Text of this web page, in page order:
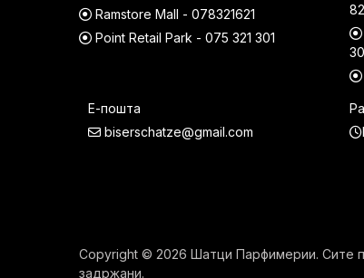
Ramstore Mall - 078321621
Point Retail Park - 075 321 301
Е-пошта
biserschatze@gmail.com
Copyright © 2026 Шатци Парфимерии. Сите
задржани.